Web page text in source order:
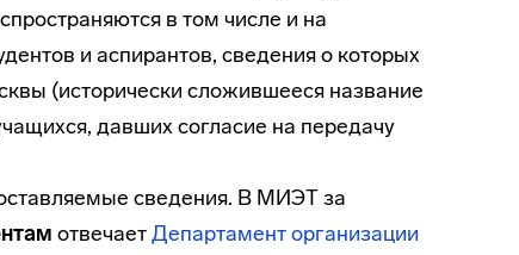
в том числе и на
и аспирантов, сведения о которых
(исторически сложившееся название
давших согласие на передачу
сведения. В МИЭТ за
отвечаетДепартамент организации